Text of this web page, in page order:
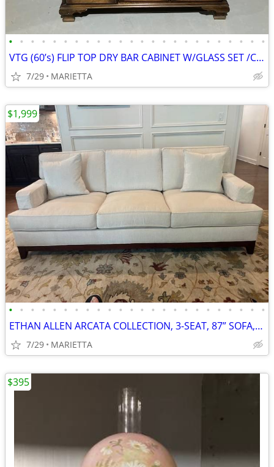
• • • • • • • • • • • • • • • • • • • • • • • •
VTG (60’s) FLIP TOP DRY BAR CABINET W/GLASS SET /CASTERS / WINE RACK -
7/29 MARIETTA
• • • • • • • • • • • • • • • • • • • • • • • •
ETHAN ALLEN ARCATA COLLECTION, 3-SEAT, 87” SOFA, DESI PEARL, EX COND.
7/29 MARIETTA
$1,999
$395